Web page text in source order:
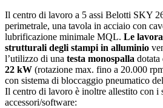
Il centro di lavoro a 5 assi Belotti SKY
perimetrale, una tavola in acciaio con
lubrificazione minimale MQL. Le
strutturali degli stampi in alluminio
l’utilizzo di una testa monospalla dotata
22 kW (rotazione max. fino a 20.000
con sistema di bloccaggio pneumatico
Il centro di lavoro è inoltre allestito con i
accessori/software: